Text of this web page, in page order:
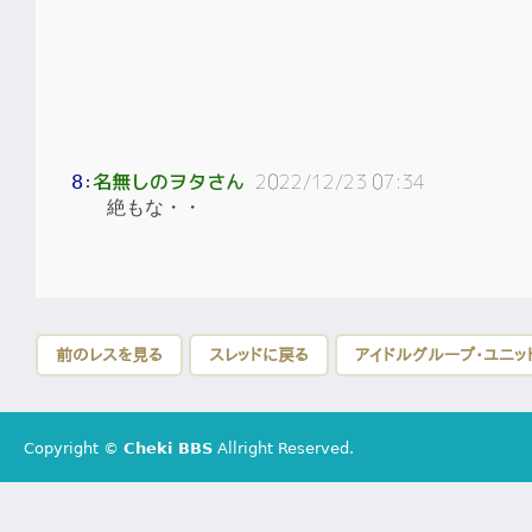
8 ：名無しのヲタさん 2022/12/23 07:34
絶もな・・
前のレスを見る スレッドに戻る アイドルグループ・ユニ
Copyright © Cheki BBS Allright Reserved.